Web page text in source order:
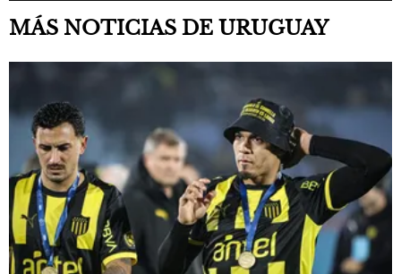
MÁS NOTICIAS DE URUGUAY